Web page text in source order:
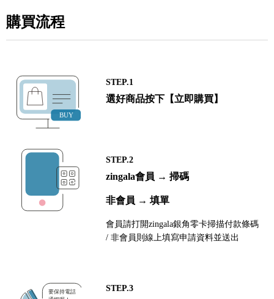
購買流程
STEP.1
選好商品按下【立即購買】
STEP.2
zingala會員 → 掃碼
非會員 → 填單
會員請打開zingala銀角零卡掃描付款條碼
/ 非會員則線上填寫申請資料並送出
STEP.3